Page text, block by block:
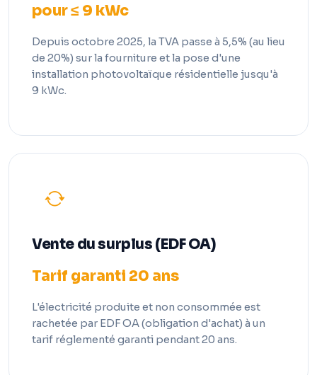
pour ≤ 9 kWc
Depuis octobre 2025, la TVA passe à 5,5% (au lieu
de 20%) sur la fourniture et la pose d'une
installation photovoltaïque résidentielle jusqu'à
9 kWc.
Vente du surplus (EDF OA)
Tarif garanti 20 ans
L'électricité produite et non consommée est
rachetée par EDF OA (obligation d'achat) à un
tarif réglementé garanti pendant 20 ans.